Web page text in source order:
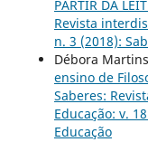
PARTIR DA
Revista
n. 3 (2018):
Débora
ensino de
Saberes:
Educação: v.
Educação